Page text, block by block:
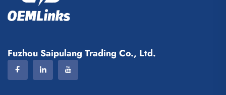
Fuzhou Saipulang Trading Co., Ltd.